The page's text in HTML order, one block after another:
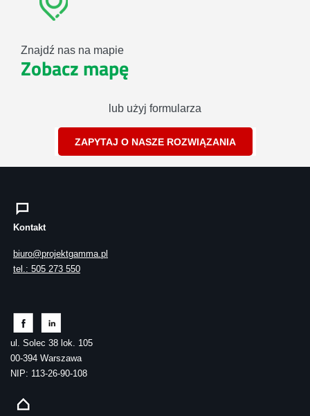
Znajdź nas na mapie
Zobacz mapę
lub użyj formularza
ZAPYTAJ O NASZE ROZWIĄZANIA
Kontakt
biuro@projektgamma.pl
tel.: 505 273 550
ul. Solec 38 lok. 105
00-394 Warszawa
NIP: 113-26-90-108